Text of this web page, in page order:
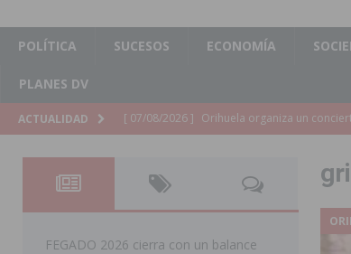
POLÍTICA SUCESOS ECONOMÍA
PLANES DV
ACTUALIDAD [ 07/08/2026 ] El Ayuntamiento de
[ 07/08/2026 ]
Educación destina 1,2
[ 07/08/2026 ] La Policía Nacional
clonación de llaves electrónicas
FEGADO 2026 cierra con un balance